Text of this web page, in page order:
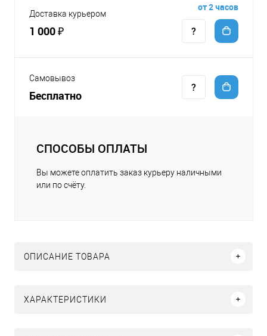
Доставка курьером
1 000 ₽
от 2 часов
Самовывоз
Бесплатно
СПОСОБЫ ОПЛАТЫ
Вы можете оплатить заказ курьеру наличными
или по счёту.
ОПИСАНИЕ ТОВАРА
ХАРАКТЕРИСТИКИ